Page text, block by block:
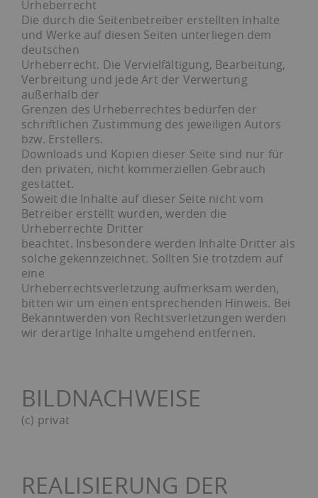
Urheberrecht
Die durch die Seitenbetreiber erstellten Inhalte
und Werke auf diesen Seiten unterliegen dem
deutschen
Urheberrecht. Die Vervielfältigung, Bearbeitung,
Verbreitung und jede Art der Verwertung
außerhalb der
Grenzen des Urheberrechtes bedürfen der
schriftlichen Zustimmung des jeweiligen Autors
bzw. Erstellers.
Downloads und Kopien dieser Seite sind nur für
den privaten, nicht kommerziellen Gebrauch
gestattet.
Soweit die Inhalte auf dieser Seite nicht vom
Betreiber erstellt wurden, werden die
Urheberrechte Dritter
beachtet. Insbesondere werden Inhalte Dritter als
solche gekennzeichnet. Sollten Sie trotzdem auf
eine
Urheberrechtsverletzung aufmerksam werden,
bitten wir um einen entsprechenden Hinweis. Bei
Bekanntwerden von Rechtsverletzungen werden
wir derartige Inhalte umgehend entfernen.
BILDNACHWEISE
(c) privat
REALISIERUNG DER